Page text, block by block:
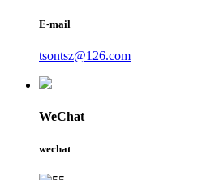
E-mail
tsontsz@126.com
WeChat
wechat